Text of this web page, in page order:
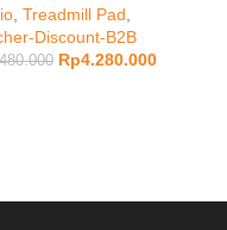
, Treadmill Pad,
Discount-B2B
Rp4.280.000